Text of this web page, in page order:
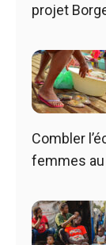
projet
Combler
femmes